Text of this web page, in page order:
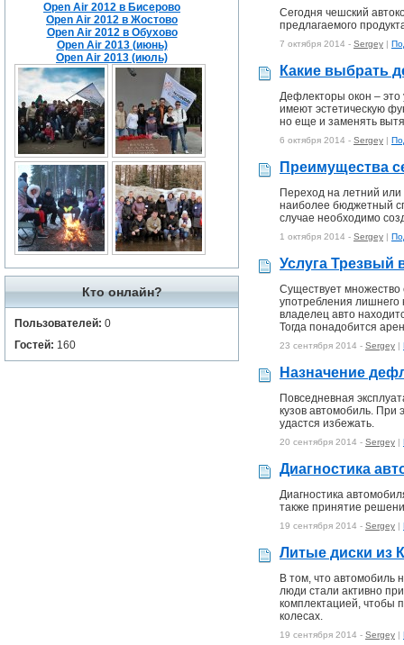
Open Air 2012 в Бисерово
Open Air 2012 в Жостово
Open Air 2012 в Обухово
Open Air 2013 (июнь)
Open Air 2013 (июль)
Кто онлайн?
Пользователей: 0
Гостей: 160
Сегодня чешский
предлагаемого
7 октября 2014 - Sergey |
Какие выбрать
Дефлекторы окон –
имеют эстетическую
но еще и заменять
6 октября 2014 - Sergey |
Преимущества
Переход на летний
наиболее бюджетный
случае необходимо
1 октября 2014 - Sergey |
Услуга Трезвый
Существует множество
употребления лишнего
владелец авто
Тогда понадобится
23 сентября 2014 - Sergey |
Назначение
Повседневная
кузов автомобиль. При
удастся избежать.
20 сентября 2014 - Sergey |
Диагностика
Диагностика
также принятие
19 сентября 2014 - Sergey |
Литые диски из
В том, что автомобиль
люди стали активно
комплектацией, чтобы
колесах.
19 сентября 2014 - Sergey |